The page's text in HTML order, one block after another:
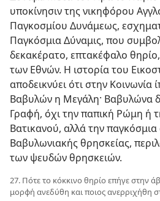
υποκίνησιν της νικηφόρου
Παγκοσμίου Δυνάμεως,
Παγκόσμια Δύναμις, που
δεκακέρατο, επτακέφαλο
των Εθνών. Η ιστορία του
αποδεικνύει ότι στην Κοινωνία
Βαβυλών η Μεγάλη· Βαβυλώνα
Γραφή, όχι την παπική Ρώμη ή
Βατικανού, αλλά την
Βαβυλωνιακής θρησκείας,
των ψευδών θρησκειών.
27. Πότε το κόκκινο θηρίο επήγε στην
μορφή ανεδύθη και ποιος ανερριχήθη